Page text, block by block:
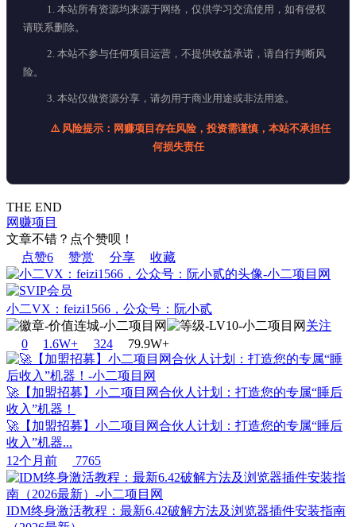
1. 本站所有资源均来源于网络，仅供学习交流使用，如有侵权
请联系删除。
2. 本站不参与任何项目运营，不提供收益承诺，请自行判断风
险。
3. 本站仅做资源分享，请勿用于商业用途或非法用途。
⚠️ 风险提示：网赚项目存在风险，投资需谨慎，本站不承担任
何损失责任
THE END
网赚项目
文章不错？点个赞呗！
点赞6 赞赏 分享 收藏
小二VX：feizi1566，公众号：阮小贰
关注
0
1.6W+ 324 79.9W+
🚀【加盟招募】小二项目网合伙人计划：打造您的专属“睡后
收入”机器！
🚀【加盟招募】小二项目网合伙人计划：打造您的专属“睡后
收入”机器...
12个月前
7765
IDM终身激活教程：最新6.42破解方法及浏览器插件安装指南